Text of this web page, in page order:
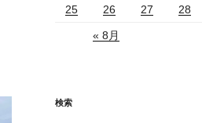
25 26 27 28
« 8月
検索